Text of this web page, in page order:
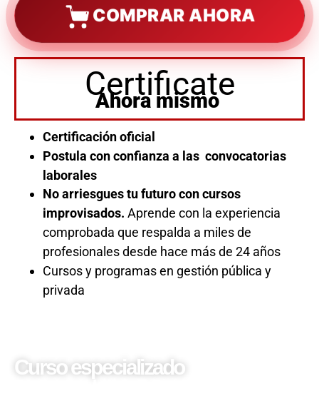
COMPRAR AHORA
Certificate
Ahora mismo
Certificación oficial
Postula con confianza a las convocatorias
laborales
No arriesgues tu futuro con cursos
improvisados. Aprende con la experiencia
comprobada que respalda a miles de
profesionales desde hace más de 24 años
Cursos y programas en gestión pública y
privada
Curso especializado